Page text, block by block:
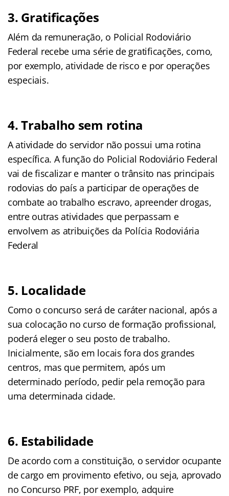
3. Gratificações
Além da remuneração, o Policial Rodoviário
Federal recebe uma série de gratificações, como,
por exemplo, atividade de risco e por operações
especiais.
4. Trabalho sem rotina
A atividade do servidor não possui uma rotina
específica. A função do Policial Rodoviário Federal
vai de fiscalizar e manter o trânsito nas principais
rodovias do país a participar de operações de
combate ao trabalho escravo, apreender drogas,
entre outras atividades que perpassam e
envolvem as atribuições da Polícia Rodoviária
Federal
5. Localidade
Como o concurso será de caráter nacional, após a
sua colocação no curso de formação profissional,
poderá eleger o seu posto de trabalho.
Inicialmente, são em locais fora dos grandes
centros, mas que permitem, após um
determinado período, pedir pela remoção para
uma determinada cidade.
6. Estabilidade
De acordo com a constituição, o servidor ocupante
de cargo em provimento efetivo, ou seja, aprovado
no Concurso PRF, por exemplo, adquire